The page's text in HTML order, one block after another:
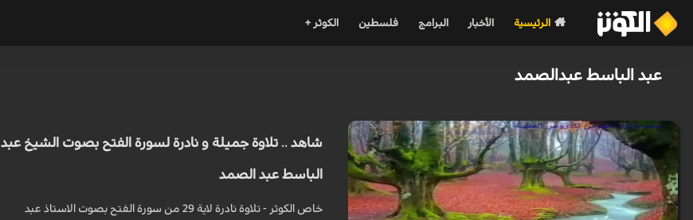
الرئيسية الأخبار البرامج فلسطين الكوثر +
عبد الباسط عبدالصمد
شاهد .. تلاوة جميلة و نادرة لسورة الفتح بصوت الشيخ عبد
الباسط عبد الصمد
خاص الكوثر - تلاوة نادرة لاية 29 من سورة الفتح بصوت الاستاذ عبد